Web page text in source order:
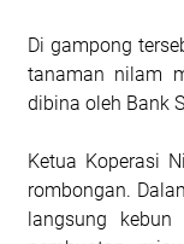
Di gampong
tanaman nilam
dibina oleh Bank
Ketua Koperasi
rombongan.
langsung